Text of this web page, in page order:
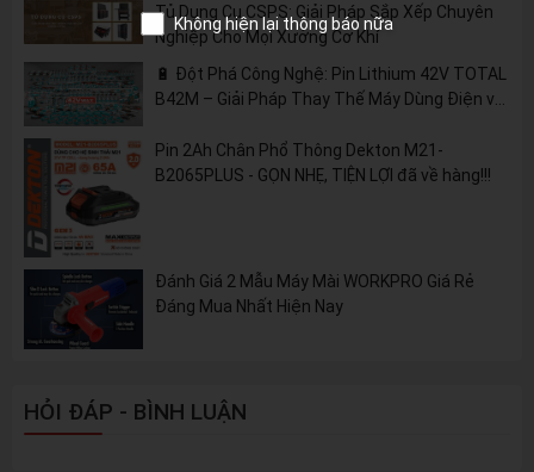
Tủ Dụng Cụ CSPS: Giải Pháp Sắp Xếp Chuyên
Nghiệp Cho Mọi Xưởng Cơ Khí
🔋 Đột Phá Công Nghệ: Pin Lithium 42V TOTAL
B42M – Giải Pháp Thay Thế Máy Dùng Điện và
Pin 2Ah Chân Phổ Thông Dekton M21-
B2065PLUS - GỌN NHẸ, TIỆN LỢI đã về hàng!!!
Đánh Giá 2 Mẫu Máy Mài WORKPRO Giá Rẻ
Đáng Mua Nhất Hiện Nay
HỎI ĐÁP - BÌNH LUẬN
Không hiện lại thông báo nữa